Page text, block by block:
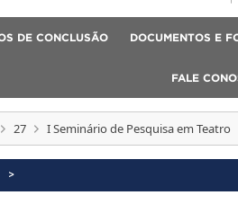
DE CONCLUSÃO DOCUMENTOS E
FALE
27 I Seminário de Pesquisa em Teatro
>